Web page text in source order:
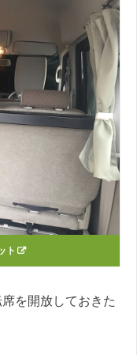
ト
を開放しておきた